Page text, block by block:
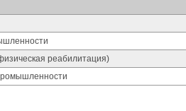
реабилитация)